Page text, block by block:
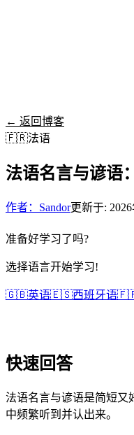
← 返回博客
🇫🇷法语
法语名言与谚语
作者：Sandor更新于: 2026
准备好学习了吗?
选择语言开始学习!
🇬🇧英语🇪🇸西班牙语
快速回答
法语名言与谚语是简短又
中频繁听到并认出来。